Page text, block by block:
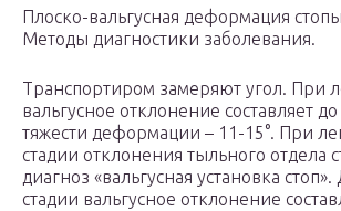
Плоско-вальгусная деформация
Методы диагностики заболевания.
Транспортиром замеряют угол. При
вальгусное отклонение составляет
тяжести деформации – 11-15°. При
стадии отклонения тыльного отдела
диагноз «вальгусная установка
стадии вальгусное отклонение